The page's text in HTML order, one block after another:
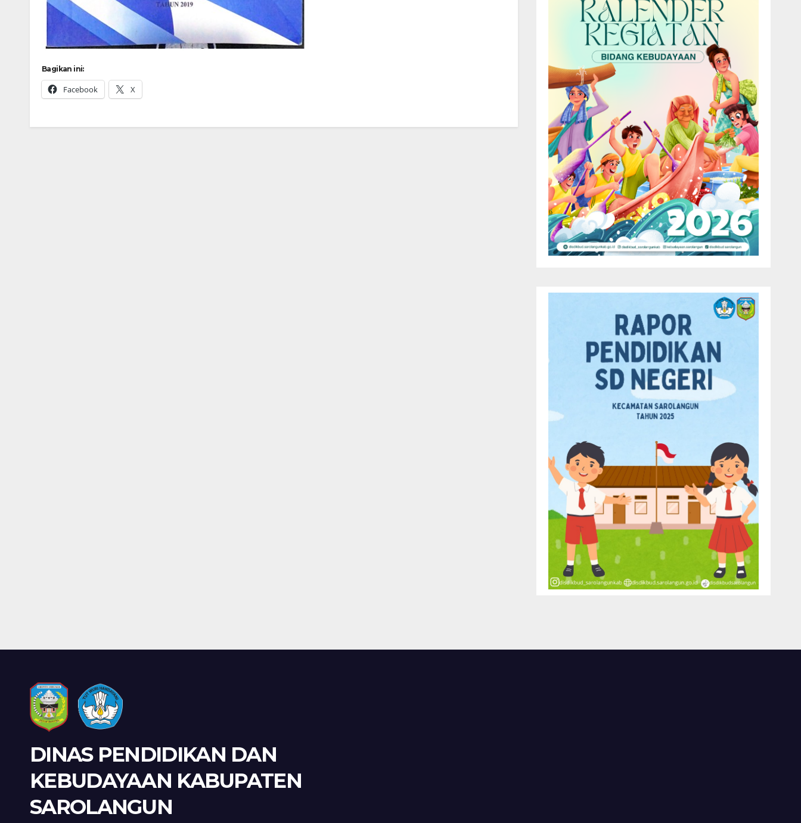
Bagikan ini:
Facebook X
DINAS PENDIDIKAN DAN
KEBUDAYAAN KABUPATEN
SAROLANGUN